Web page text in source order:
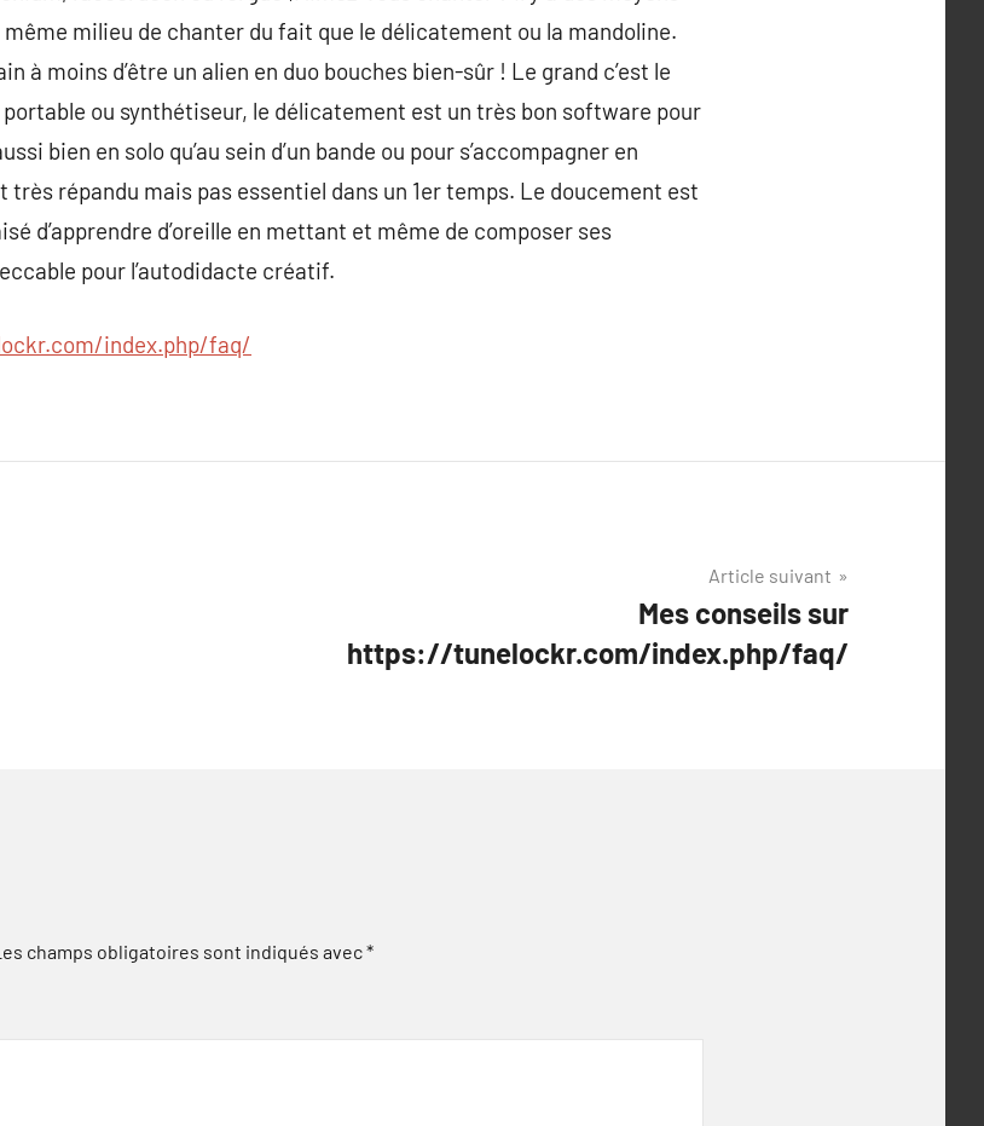
milieu de chanter du fait que le délicatement ou la mandoline.
à moins d’être un alien en duo bouches bien-sûr ! Le grand c’est le
ou synthétiseur, le délicatement est un très bon software pour
bien en solo qu’au sein d’un bande ou pour s’accompagner en
très répandu mais pas essentiel dans un 1er temps. Le doucement est
d’apprendre d’oreille en mettant et même de composer ses
pour l’autodidacte créatif.
index.php/faq/
Article suivant
Mes conseils sur
https://tunelockr.com/index.php/faq/
champs obligatoires sont indiqués avec*